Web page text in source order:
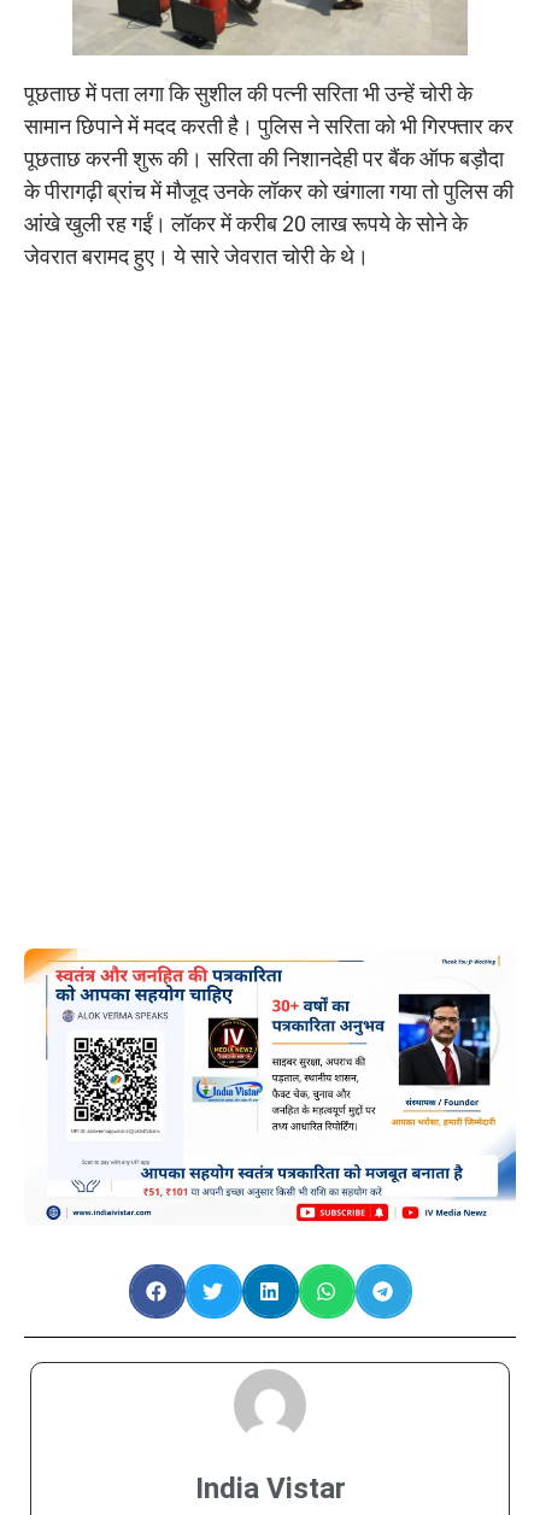
पूछताछ में पता लगा कि सुशील की पत्नी सरिता भी उन्हें चोरी के
सामान छिपाने में मदद करती है। पुलिस ने सरिता को भी गिरफ्तार कर
पूछताछ करनी शुरू की। सरिता की निशानदेही पर बैंक ऑफ बड़ौदा
के पीरागढ़ी ब्रांच में मौजूद उनके लॉकर को खंगाला गया तो पुलिस की
आंखे खुली रह गईं। लॉकर में करीब 20 लाख रूपये के सोने के
जेवरात बरामद हुए। ये सारे जेवरात चोरी के थे।
India Vistar